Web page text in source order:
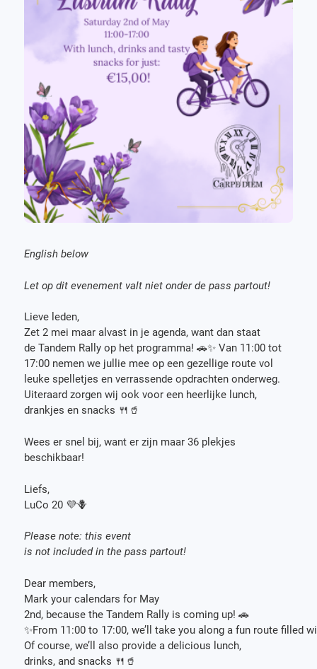
English below
Let op dit evenement valt niet onder de pass partout!
Lieve leden,
Zet 2 mei maar alvast in je agenda, want dan staat
de Tandem Rally op het programma! 🚗✨ Van 11:00 tot
17:00 nemen we jullie mee op een gezellige route vol
leuke spelletjes en verrassende opdrachten onderweg.
Uiteraard zorgen wij ook voor een heerlijke lunch,
drankjes en snacks 🍴🥤
Wees er snel bij, want er zijn maar 36 plekjes
beschikbaar!
Liefs,
LuCo 20 💜🪻
Please note: this event
is not included in the pass partout!
Dear members,
Mark your calendars for May
2nd, because the Tandem Rally is coming up! 🚗
✨From 11:00 to 17:00, we’ll take you along a fun route filled
Of course, we’ll also provide a delicious lunch,
drinks, and snacks 🍴🥤